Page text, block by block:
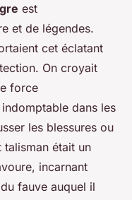
est
et de légendes.
cet éclatant
On croyait
force
dans les
les blessures ou
était un
incarnant
fauve auquel il